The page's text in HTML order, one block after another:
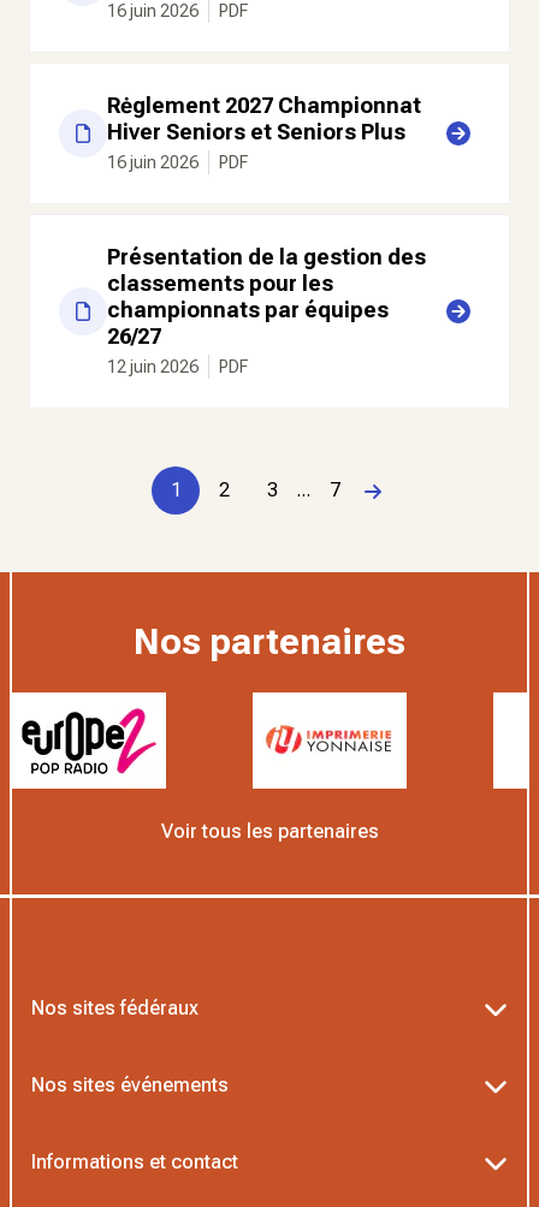
16 juin 2026 PDF
Rėglement 2027 Championnat
Hiver Seniors et Seniors Plus
16 juin 2026 PDF
Présentation de la gestion des
classements pour les
championnats par équipes
26/27
12 juin 2026 PDF
1 2 3 ... 7
Page suivante
Nos partenaires
Voir tous les partenaires
Nos sites fédéraux
Nos sites événements
Informations et contact